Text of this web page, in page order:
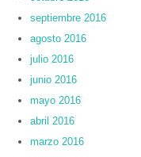
septiembre 2016
agosto 2016
julio 2016
junio 2016
mayo 2016
abril 2016
marzo 2016